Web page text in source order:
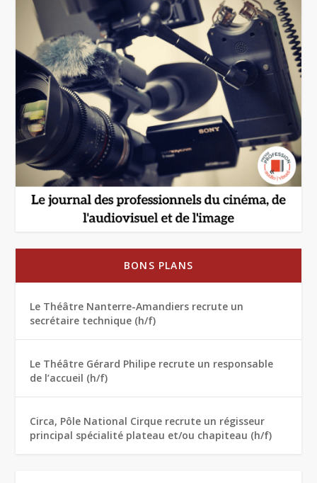
BONS PLANS
Le Théâtre Nanterre-Amandiers recrute un
secrétaire technique (h/f)
Le Théâtre Gérard Philipe recrute un responsable
de l’accueil (h/f)
Circa, Pôle National Cirque recrute un régisseur
principal spécialité plateau et/ou chapiteau (h/f)